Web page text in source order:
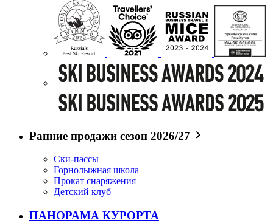
Ранние продажи сезон 2026/27
Ски-пассы
Горнолыжная школа
Прокат снаряжения
Детский клуб
ПАНОРАМА КУРОРТА